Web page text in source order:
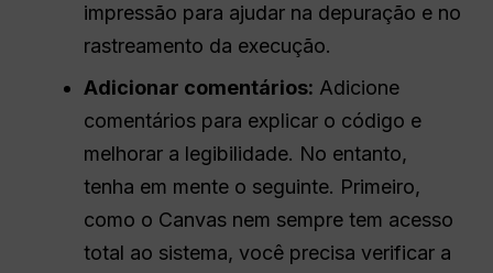
impressão para ajudar na depuração e no
rastreamento da execução.
Adicionar comentários: Adicione
comentários para explicar o código e
melhorar a legibilidade. No entanto,
tenha em mente o seguinte. Primeiro,
como o Canvas nem sempre tem acesso
total ao sistema, você precisa verificar a